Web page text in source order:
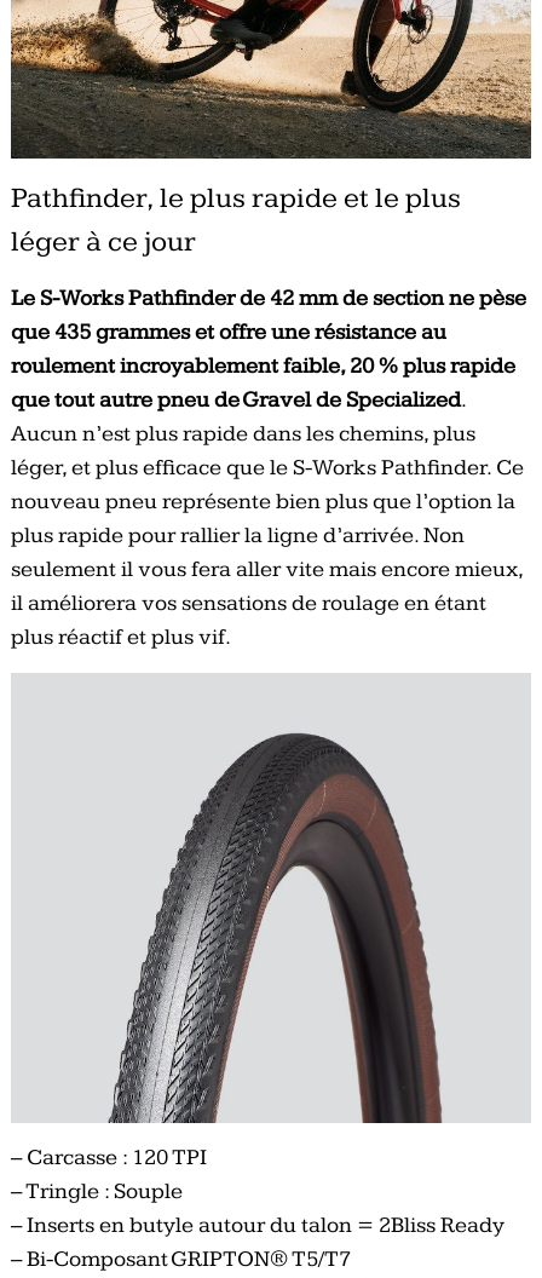
Pathfinder, le plus rapide et le plus
léger à ce jour
Le S-Works Pathfinder de 42 mm de section ne pèse
que 435 grammes et offre une résistance au
roulement incroyablement faible, 20 % plus rapide
que tout autre pneu de Gravel de Specialized.
Aucun n’est plus rapide dans les chemins, plus
léger, et plus efficace que le S-Works Pathfinder. Ce
nouveau pneu représente bien plus que l’option la
plus rapide pour rallier la ligne d’arrivée. Non
seulement il vous fera aller vite mais encore mieux,
il améliorera vos sensations de roulage en étant
plus réactif et plus vif.
– Carcasse : 120 TPI
– Tringle : Souple
– Inserts en butyle autour du talon = 2Bliss Ready
– Bi-Composant GRIPTON® T5/T7